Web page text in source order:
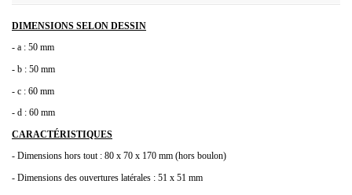
DIMENSIONS SELON DESSIN
- a : 50 mm
- b : 50 mm
- c : 60 mm
- d : 60 mm
CARACTÉRISTIQUES
- Dimensions hors tout : 80 x 70 x 170 mm (hors boulon)
- Dimensions des ouvertures latérales : 51 x 51 mm